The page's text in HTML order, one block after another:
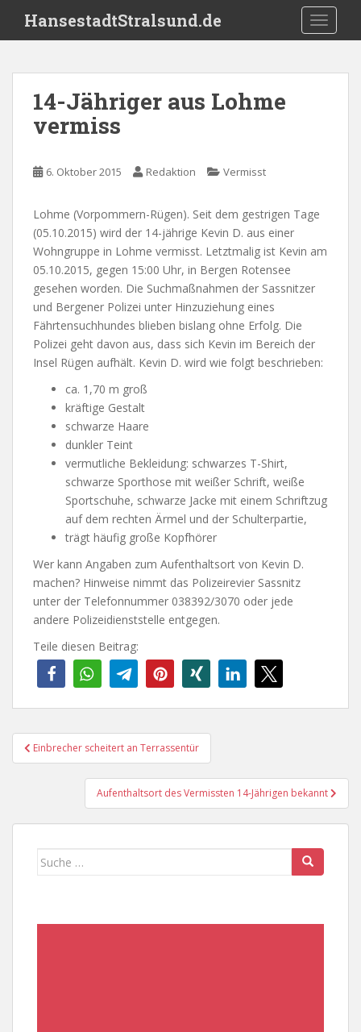
i
HansestadtStralsund.de
14-Jähriger aus Lohme
vermiss
6. Oktober 2015 Redaktion Vermisst
Lohme (Vorpommern-Rügen). Seit dem gestrigen Tage
(05.10.2015) wird der 14-jährige Kevin D. aus einer
Wohngruppe in Lohme vermisst. Letztmalig ist Kevin am
05.10.2015, gegen 15:00 Uhr, in Bergen Rotensee
gesehen worden. Die Suchmaßnahmen der Sassnitzer
und Bergener Polizei unter Hinzuziehung eines
Fährtensuchhundes blieben bislang ohne Erfolg. Die
Polizei geht davon aus, dass sich Kevin im Bereich der
Insel Rügen aufhält. Kevin D. wird wie folgt beschrieben:
ca. 1,70 m groß
kräftige Gestalt
schwarze Haare
dunkler Teint
vermutliche Bekleidung: schwarzes T-Shirt,
schwarze Sporthose mit weißer Schrift, weiße
Sportschuhe, schwarze Jacke mit einem Schriftzug
auf dem rechten Ärmel und der Schulterpartie,
trägt häufig große Kopfhörer
Wer kann Angaben zum Aufenthaltsort von Kevin D.
machen? Hinweise nimmt das Polizeirevier Sassnitz
unter der Telefonnummer 038392/3070 oder jede
andere Polizeidienststelle entgegen.
Teile diesen Beitrag:
Beitragsnavigation
Einbrecher scheitert an Terrassentür
Aufenthaltsort des Vermissten 14-Jährigen bekannt
Suche